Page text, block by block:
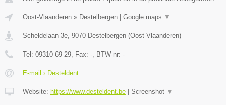
Oost-Vlaanderen » Destelbergen Google maps ▼
Scheldelaan 3e 9070 Destelbergen (Oost-Vlaanderen)
Tel: 09310 69 29 , Fax: - , BTW-nr: -
E-mail › Desteldent
Website: https://www.desteldent.be Screenshot ▼